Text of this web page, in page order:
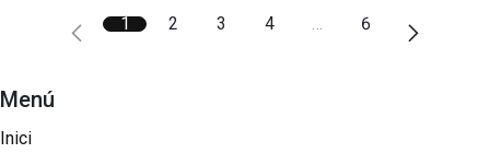
1 2 3 4 … 6
Menú
Inici